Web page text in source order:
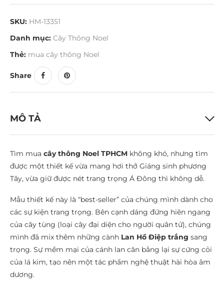
SKU: HM-13351
Danh mục: Cây Thông Noel
Thẻ: mua cây thông Noel
Share
MÔ TẢ
Tìm mua cây thông Noel TPHCM không khó, nhưng tìm
được một thiết kế vừa mang hơi thở Giáng sinh phương
Tây, vừa giữ được nét trang trọng Á Đông thì không dễ.
Mẫu thiết kế này là “best-seller” của chúng mình dành cho
các sự kiện trang trọng. Bên cạnh dáng đứng hiên ngang
của cây tùng (loại cây đại diện cho người quân tử), chúng
mình đã mix thêm những cành Lan Hồ Điệp trắng sang
trọng. Sự mềm mại của cánh lan cân bằng lại sự cứng cỏi
của lá kim, tạo nên một tác phẩm nghệ thuật hài hòa âm
dương.